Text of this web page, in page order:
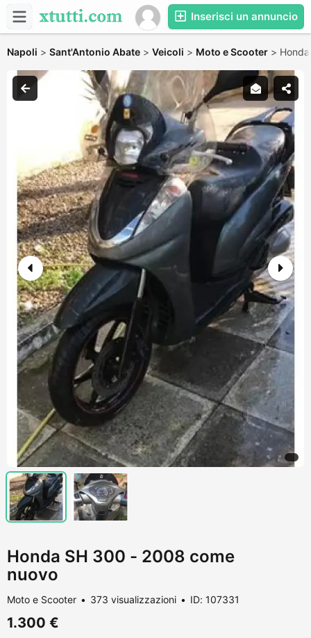
Inserisci un annuncio
Napoli > Sant'Antonio Abate > Veicoli > Moto e Scooter >
Honda SH 300 - 2008 come
nuovo
Moto e Scooter 373 visualizzazioni ID: 107331
1.300 €